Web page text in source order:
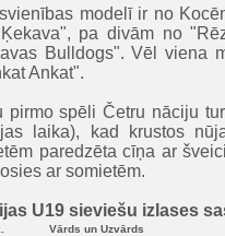
modelī ir no
pa divām no
Bulldogs". Vēl viena
Ankat".
pirmo spēli Četru nāciju
laika), kad krustos
paredzēta cīņa ar
ar somietēm.
U19 sieviešu izlases
Vārds un Uzvārds